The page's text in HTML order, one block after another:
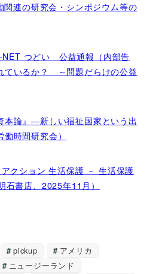
連の研究会・シンポジウム等の
NET つどい 公益通報（内部告
ているか？ ～問題だらけの公益
本論』―新しい福祉国家という出
時間研究会）
クション 生活保護 － 生活保護
石書店、2025年11月）
pickup
アメリカ
ニュージーランド